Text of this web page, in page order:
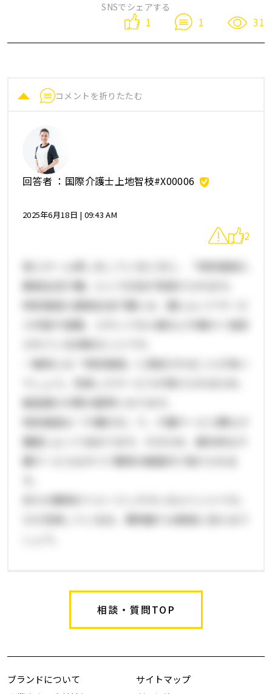
SNSでシェアする
1 1 31
コメントを折りたたむ
回答者 ： 国際介護士上地智枝#X00006
2025年6月18日 | 09:43 AM
2
老人ホーム探しをしているときに、「特定施設入
居者生活介護」という文言が見受けられます。
特定施設入居者生活介護とは、国によってサービ
ス内容や設備、スタッフの人数などが細かく指定
一般的には「特定施設」と表記されることが多い
施設選びの際の基準となります。
特定施設は「介護付き」で、介護サービス費も介
護度によって決まります。そのため、基本的な介
護サービスはすべて費用の範囲内で受けられま
月々の費用がイメージしやすいのメリットです。
ただ充実している分、費用面では割高と言えるで
相談・質問TOP
ブランドについて
サイトマップ